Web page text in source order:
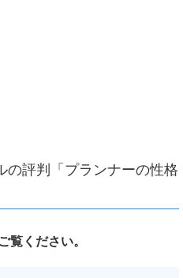
の評判「プランナーの性格
覧ください。